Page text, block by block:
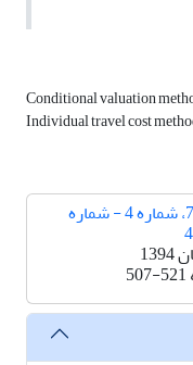
Conditional valuation
Individual travel cost
دوره 7، شماره 4 - شماره
507-521